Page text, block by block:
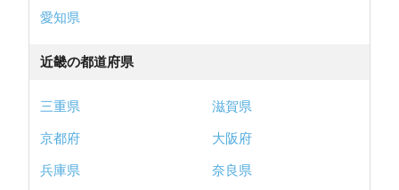
愛知県
近畿の都道府県
三重県
滋賀県
京都府
大阪府
兵庫県
奈良県